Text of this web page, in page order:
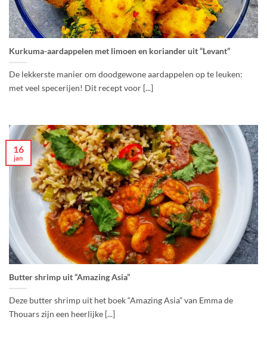
Kurkuma-aardappelen met limoen en koriander uit “Levant”
De lekkerste manier om doodgewone aardappelen op te leuken:
met veel specerijen! Dit recept voor [...]
Butter shrimp uit “Amazing Asia”
Deze butter shrimp uit het boek “Amazing Asia” van Emma de
Thouars zijn een heerlijke [...]
16
jan